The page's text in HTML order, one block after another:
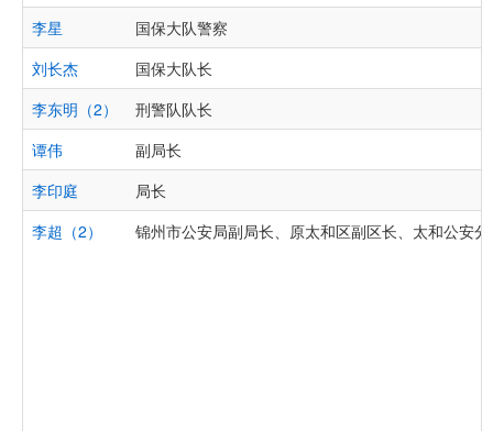
李星
国保大队警察
刘长杰
国保大队长
李东明（2）
刑警队队长
谭伟
副局长
李印庭
局长
李超（2）
锦州市公安局副局长、原太和区副区长、太和公安